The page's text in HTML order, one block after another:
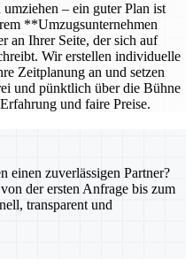
– ein guter Plan ist
**Umzugsunternehmen
an Ihrer Seite, der sich auf
Wir erstellen individuelle
Zeitplanung an und setzen
und pünktlich über die Bühne
und faire Preise.
einen zuverlässigen Partner?
der ersten Anfrage bis zum
transparent und